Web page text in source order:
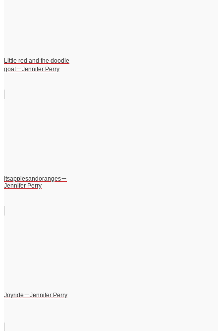
Little red and the doodle
goat－Jennifer Perry
Itsapplesandoranges－
Jennifer Perry
Joyride－Jennifer Perry